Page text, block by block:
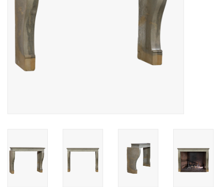
Vloeren - Steen, Terra Cotta
& Marmer
Login